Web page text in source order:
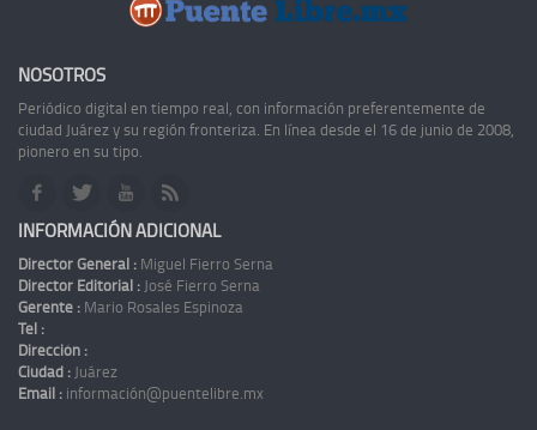
NOSOTROS
Periódico digital en tiempo real, con información preferentemente de
ciudad Juárez y su región fronteriza. En línea desde el 16 de junio de 2008,
pionero en su tipo.
INFORMACIÓN ADICIONAL
Director General : Miguel Fierro Serna
Director Editorial : José Fierro Serna
Gerente : Mario Rosales Espinoza
Tel :
Dirección :
Ciudad : Juárez
Email : información@puentelibre.mx